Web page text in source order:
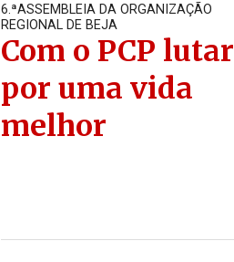
6.ªASSEMBLEIA DA ORGANIZAÇÃO
REGIONAL DE BEJA
Com o PCP lutar
por uma vida
melhor